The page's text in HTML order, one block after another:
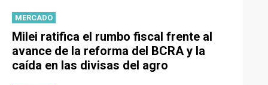
MERCADO
Milei ratifica el rumbo fiscal frente al
avance de la reforma del BCRA y la
caída en las divisas del agro